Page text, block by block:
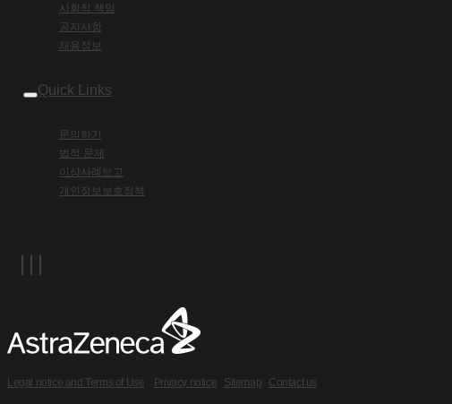
사회적 책임
공지사항
채용정보
Quick Links
문의하기
법적 문제
이상사례보고
개인정보보호정책
Legal notice and Terms of Use Privacy notice Sitemap Contact us